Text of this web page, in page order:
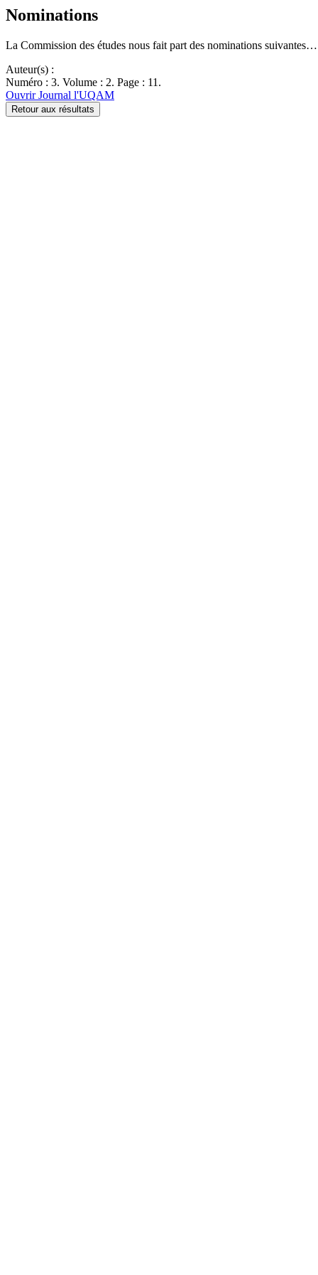
Nominations
La Commission des études nous fait part des nominations suivantes…
Auteur(s) :
Numéro : 3. Volume : 2. Page : 11.
Ouvrir Journal l'UQAM
Retour aux résultats